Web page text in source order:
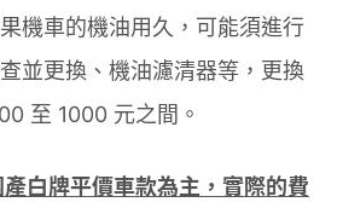
果機車的機油用久，可能須進行
並更換、機油濾清器等，更換
至 1000 元之間。
白牌平價車款為主，實際的費